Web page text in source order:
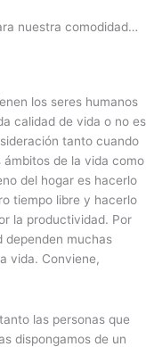
nuestra comodidad…
los seres humanos
calidad de vida o no es
tanto cuando
de la vida como
del hogar es hacerlo
tiempo libre y hacerlo
la productividad. Por
dependen muchas
vida. Conviene,
las personas que
dispongamos de un